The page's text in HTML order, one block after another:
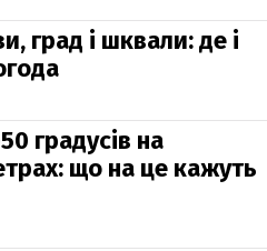
град і шквали: де і
градусів на
що на це кажуть